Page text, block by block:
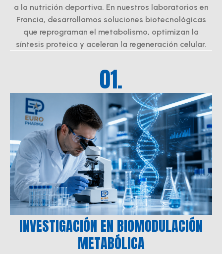
a la nutrición deportiva. En nuestros laboratorios en
Francia, desarrollamos soluciones biotecnológicas
que reprograman el metabolismo, optimizan la
síntesis proteica y aceleran la regeneración celular.
01.
INVESTIGACIÓN EN BIOMODULACIÓN
METABÓLICA